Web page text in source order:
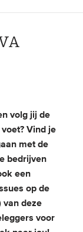
volg jij de
Vind je
met de
bedrijven
een
op de
van deze
voor